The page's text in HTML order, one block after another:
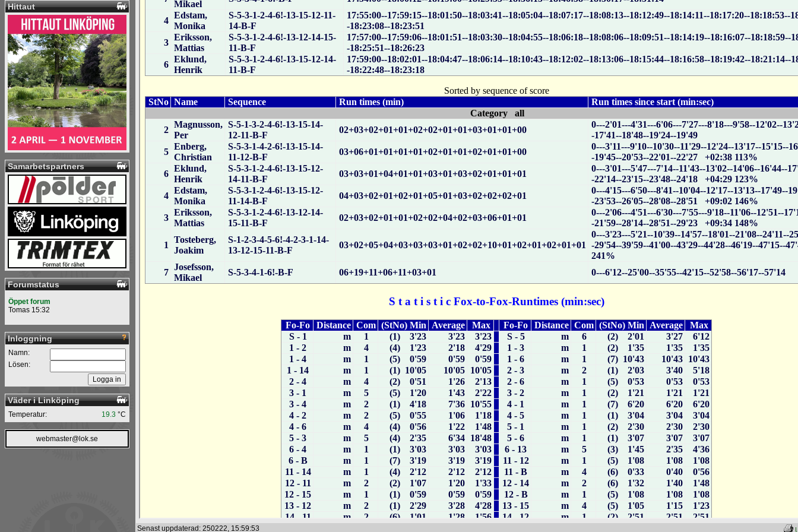
Hittaut
Samarbetspartners
Forumstatus
Öppet forum
Tomas 15:32
Inloggning
Namn:
Lösen:
Väder i Linköping
19.3 °C
Temperatur:
webmaster@lok.se
Senast uppdaterad: 250222, 15:59:53